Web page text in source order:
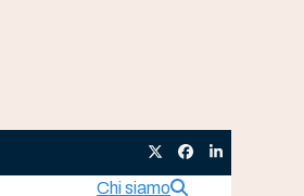
TwitterFacebook
LinkedIn
Chi siamo